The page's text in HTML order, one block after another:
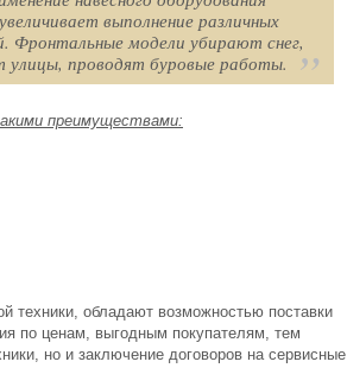
выполнение различных
Фронтальные модели убирают снег,
проводят буровые работы.
преимуществами:
техники, обладают возможностью поставки
по ценам, выгодным покупателям, тем
но и заключение договоров на сервисные